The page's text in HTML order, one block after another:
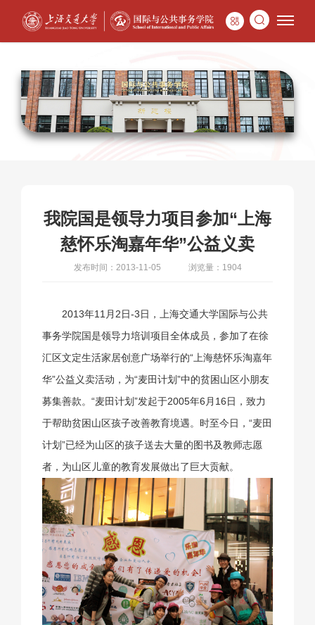
我院国是领导力项目参加“上海
慈怀乐淘嘉年华”公益义卖
发布时间：2013-11-05 浏览量：1904
2013年11月2日-3日，上海交通大学国际与公共
事务学院国是领导力培训项目全体成员，参加了在徐
汇区文定生活家居创意广场举行的“上海慈怀乐淘嘉年
华”公益义卖活动，为“麦田计划”中的贫困山区小朋友
募集善款。“麦田计划”发起于2005年6月16日，致力
于帮助贫困山区孩子改善教育境遇。时至今日，“麦田
计划”已经为山区的孩子送去大量的图书及教师志愿
者，为山区儿童的教育发展做出了巨大贡献。